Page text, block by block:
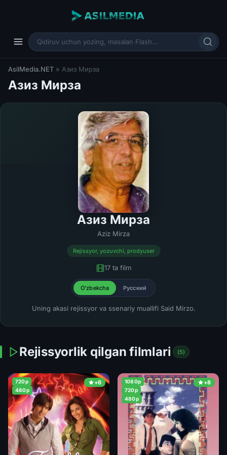
AsilMedia.NET » Азиз Мирза
Азиз Мирза
Азиз Мирза
Aziz Mirza
Rejissyor, yozuvchi, prodyuser
17 ta film
O'zbekcha Русский
Uning akasi rejissyor va ssenariy muallifi Said Mirzo.
Rejissyorlik qilgan filmlari (5)
+6
720p
480p
+8
1080p
720p
480p